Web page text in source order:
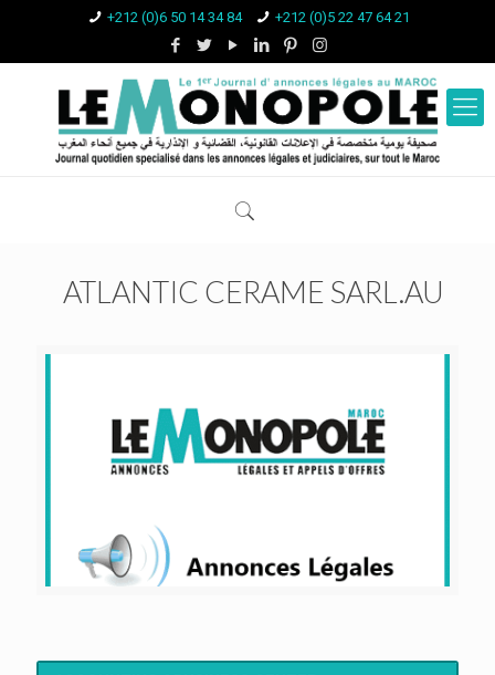
+212 (0)6 50 14 34 84 +212 (0)5 22 47 64 21
ATLANTIC CERAME SARL.AU